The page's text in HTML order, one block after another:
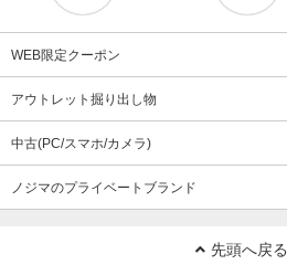
WEB限定クーポン
アウトレット掘り出し物
中古(PC/スマホ/カメラ)
ノジマのプライベートブランド
先頭へ戻る